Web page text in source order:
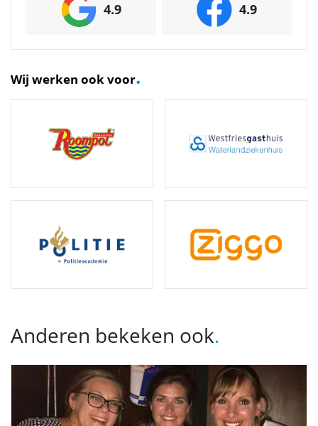
4.9 4.9
Wij werken ook voor.
Anderen bekeken ook.